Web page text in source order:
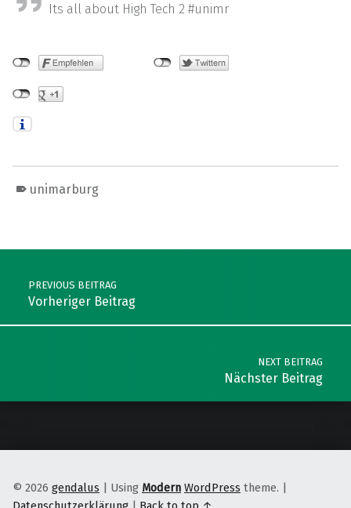
Its all about High Tech 2 #unimr
unimarburg
Post navigation
PREVIOUS BEITRAG
Vorheriger Beitrag
NEXT BEITRAG
Nächster Beitrag
© 2026 gendalus | Using Modern WordPress theme. |